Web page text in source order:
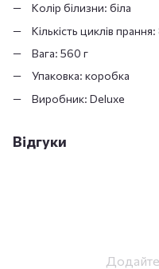
Колір білизни: біла
Кількість циклів прання:
Вага: 560 г
Упаковка: коробка
Виробник: Deluxe
Відгуки